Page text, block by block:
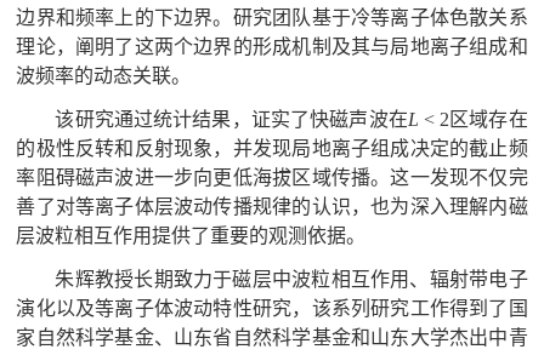
边界和频率上的下边界。研究团队基于冷等离子体色散关系
理论，阐明了这两个边界的形成机制及其与局地离子组成和
波频率的动态关联。
该研究通过统计结果，证实了快磁声波在L < 2 区域存在
的极性反转和反射现象，并发现局地离子组成决定的截止频
率阻碍磁声波进一步向更低海拔区域传播。这一发现不仅完
善了对等离子体层波动传播规律的认识，也为深入理解内磁
层波粒相互作用提供了重要的观测依据。
朱辉教授长期致力于磁层中波粒相互作用、辐射带电子
演化以及等离子体波动特性研究，该系列研究工作得到了国
家自然科学基金、山东省自然科学基金和山东大学杰出中青